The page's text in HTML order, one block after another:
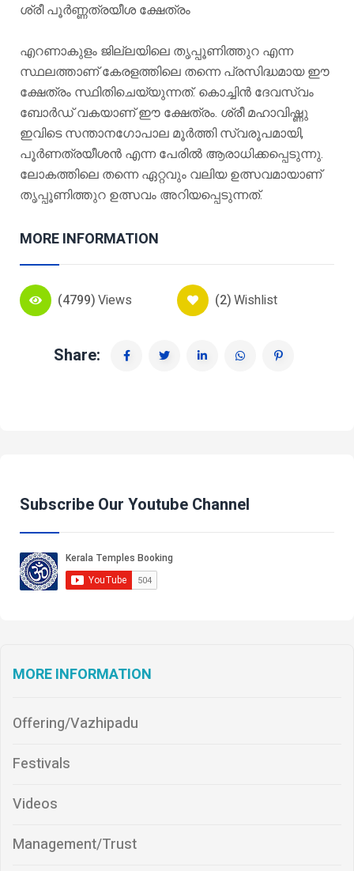
ശ്രീ പൂർണ്ണത്രയീശ ക്ഷേത്രം
എറണാകുളം ജില്ലയിലെ തൃപ്പൂണിത്തുറ എന്ന
സ്ഥലത്താണ് കേരളത്തിലെ തന്നെ പ്രസിദ്ധമായ ഈ
ക്ഷേത്രം സ്ഥിതിചെയ്യുന്നത്. കൊച്ചിൻ ദേവസ്വം
ബോർഡ് വകയാണ് ഈ ക്ഷേത്രം. ശ്രീ മഹാവിഷ്ണു
ഇവിടെ സന്താനഗോപാല മൂർത്തി സ്വരൂപമായി,
പൂർണത്രയീശൻ എന്ന പേരിൽ ആരാധിക്കപ്പെടുന്നു.
ലോകത്തിലെ തന്നെ ഏറ്റവും വലിയ ഉത്സവമായാണ്
തൃപ്പൂണിത്തുറ ഉത്സവം അറിയപ്പെടുന്നത്.
MORE INFORMATION
(4799)Views (2)Wishlist
Share:
Subscribe Our Youtube Channel
MORE INFORMATION
Offering/Vazhipadu
Festivals
Videos
Management/Trust